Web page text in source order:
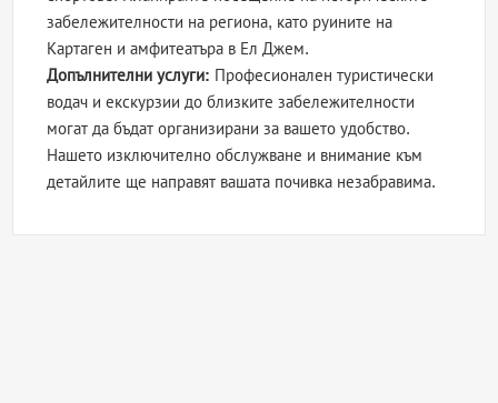
забележителности на региона, като руините на
Картаген и амфитеатъра в Ел Джем.
Допълнителни услуги: Професионален туристически
водач и екскурзии до близките забележителности
могат да бъдат организирани за вашето удобство.
Нашето изключително обслужване и внимание към
детайлите ще направят вашата почивка незабравима.